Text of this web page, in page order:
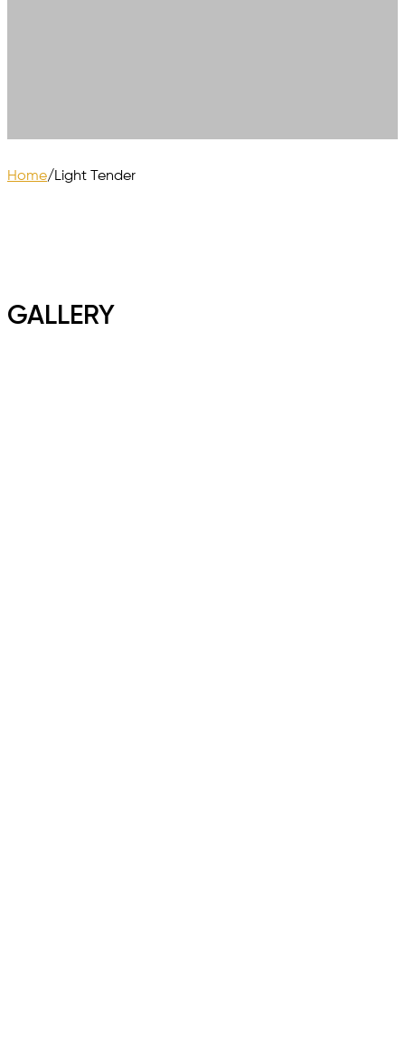
Home/Light Tender
GALLERY